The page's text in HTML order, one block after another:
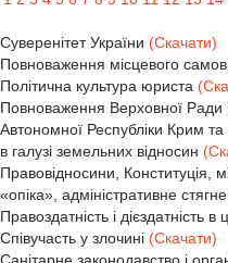
Суверенітет України (Скачати)
Повноваження місцевого
Політична культура юриста
Повноваження Верховної Ради
Автономної Республіки Крим
в галузі земельних відносин
Правовідносини, Конституція,
«опіка», адміністративне
Правоздатність і дієздатність
Співучасть у злочині (Скачати)